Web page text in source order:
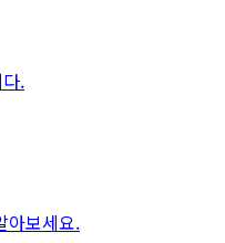
.
아보세요.